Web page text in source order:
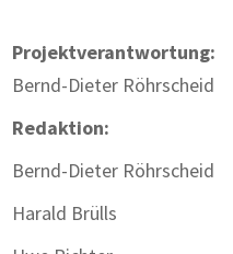
Projektverantwortung:
Bernd-Dieter Röhrscheid
Redaktion:
Bernd-Dieter Röhrscheid
Harald Brülls